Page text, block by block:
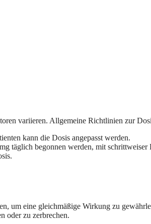
variieren. Allgemeine Richtlinien zur
kann die Dosis angepasst werden.
täglich begonnen werden, mit schrittweiser
um eine gleichmäßige Wirkung zu
oder zu zerbrechen.